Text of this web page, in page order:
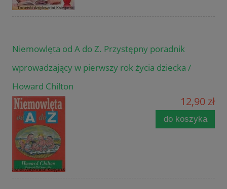
Niemowlęta od A do Z. Przystępny poradnik
wprowadzający w pierwszy rok życia dziecka /
Howard Chilton
12,90 zł
do koszyka